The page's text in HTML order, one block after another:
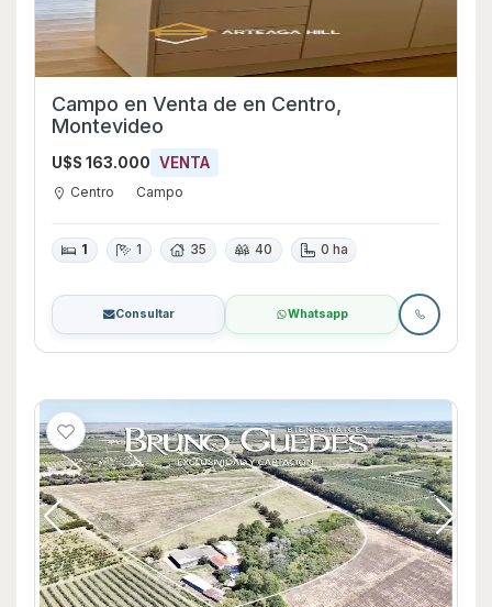
Campo en Venta de en Centro,
Montevideo
U$S 163.000 VENTA
Centro Campo
1 1 35 40 0 ha
Consultar Whatsapp